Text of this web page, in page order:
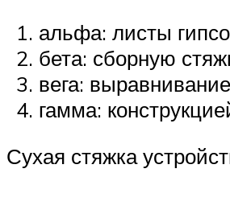
альфа: листы
бета: сборную
вега:
гамма:
Сухая стяжка